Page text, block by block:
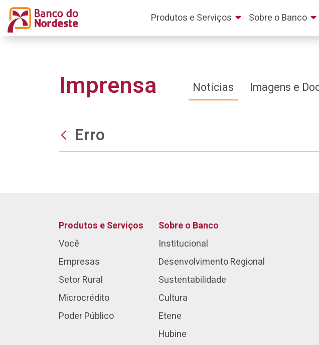
Produtos e Serviços Sobre o Banco
Imprensa Notícias Imagens e
Erro
Produtos e Serviços
Você
Empresas
Setor Rural
Microcrédito
Poder Público
Sobre o Banco
Institucional
Desenvolvimento Regional
Sustentabilidade
Cultura
Etene
Hubine